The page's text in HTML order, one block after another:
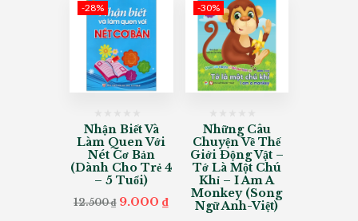
-28%
Nhận Biết Và
Làm Quen Với
Nét Cơ Bản
(Dành Cho Trẻ 4
– 5 Tuổi)
12.500₫ Original
9.000₫Current
price
-30%
Những Câu
Chuyện Về Thế
Giới Động Vật –
Tớ Là Một Chú
Khỉ – I Am A
Monkey (Song
Ngữ Anh-Việt)